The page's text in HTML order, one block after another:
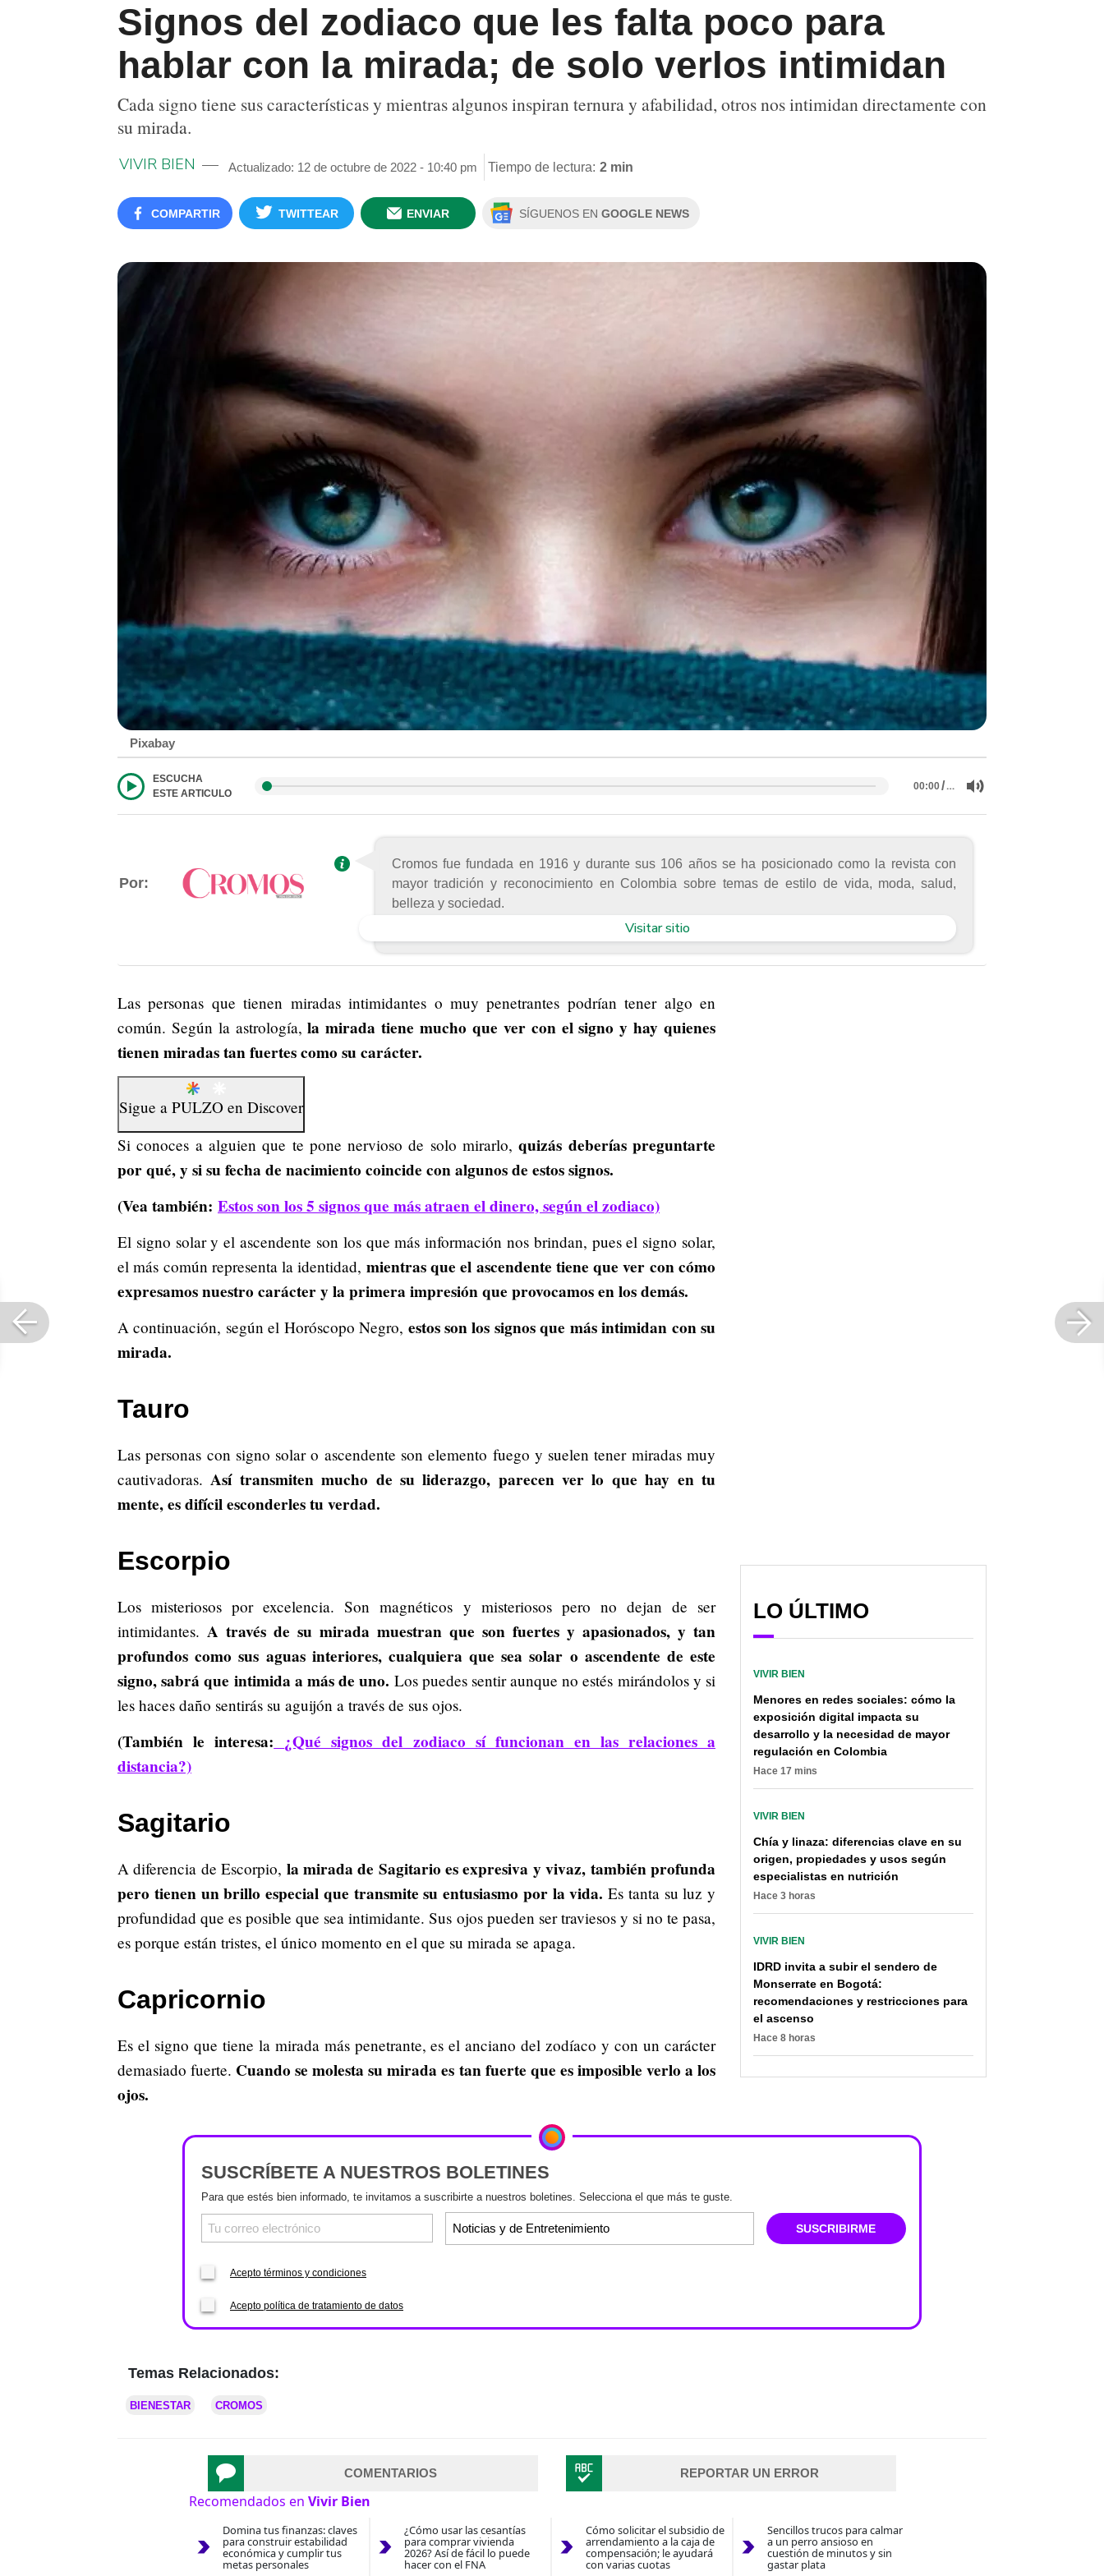
Signos del zodiaco que les falta poco para
hablar con la mirada; de solo verlos intimidan
Cada signo tiene sus características y mientras algunos inspiran ternura y afabilidad, otros nos intimidan directamente con
su mirada.
VIVIR BIEN Actualizado: 12 de octubre de 2022 - 10:40 pm Tiempo de lectura: 2 min
COMPARTIR TWITTEAR ENVIAR SÍGUENOS EN GOOGLE NEWS
Pixabay
ESCUCHA
ESTE ARTICULO
00:00/…
Por:
Cromos fue fundada en 1916 y durante sus 106 años se ha posicionado como la revista con
mayor tradición y reconocimiento en Colombia sobre temas de estilo de vida, moda, salud,
belleza y sociedad.
Visitar sitio
Las personas que tienen miradas intimidantes o muy penetrantes podrían tener algo en
común. Según la astrología,la mirada tiene mucho que ver con el signo y hay quienes
tienen miradas tan fuertes como su carácter.
Sigue a PULZO en Discover
Si conoces a alguien que te pone nervioso de solo mirarlo,quizás deberías preguntarte
por qué, y si su fecha de nacimiento coincide con algunos de estos signos.
(Vea también: Estos son los 5 signos que más atraen el dinero, según el zodiaco)
El signo solar y el ascendente son los que más información nos brindan, pues el signo solar,
el más común representa la identidad, mientras que el ascendente tiene que ver con cómo
expresamos nuestro carácter y la primera impresión que provocamos en los demás.
A continuación, según el Horóscopo Negro, estos son los signos que más intimidan con su
mirada.
Tauro
Las personas con signo solar o ascendente son elemento fuego y suelen tener miradas muy
cautivadoras.Así transmiten mucho de su liderazgo, parecen ver lo que hay en tu
mente, es difícil esconderles tu verdad.
Escorpio
Los misteriosos por excelencia. Son magnéticos y misteriosos pero no dejan de ser
intimidantes. A través de su mirada muestran que son fuertes y apasionados, y tan
profundos como sus aguas interiores, cualquiera que sea solar o ascendente de este
signo, sabrá que intimida a más de uno. Los puedes sentir aunque no estés mirándolos y si
les haces daño sentirás su aguijón a través de sus ojos.
(También le interesa: ¿Qué signos del zodiaco sí funcionan en las relaciones a
distancia?)
Sagitario
A diferencia de Escorpio, la mirada de Sagitario es expresiva y vivaz, también profunda
pero tienen un brillo especial que transmite su entusiasmo por la vida. Es tanta su luz y
profundidad que es posible que sea intimidante. Sus ojos pueden ser traviesos y si no te pasa,
es porque están tristes, el único momento en el que su mirada se apaga.
Capricornio
Es el signo que tiene la mirada más penetrante, es el anciano del zodíaco y con un carácter
demasiado fuerte. Cuando se molesta su mirada es tan fuerte que es imposible verlo a los
ojos.
LO ÚLTIMO
VIVIR BIEN
Menores en redes sociales: cómo la
exposición digital impacta su
desarrollo y la necesidad de mayor
regulación en Colombia
Hace 17 mins
VIVIR BIEN
Chía y linaza: diferencias clave en su
origen, propiedades y usos según
especialistas en nutrición
Hace 3 horas
VIVIR BIEN
IDRD invita a subir el sendero de
Monserrate en Bogotá:
recomendaciones y restricciones para
el ascenso
Hace 8 horas
SUSCRÍBETE A NUESTROS BOLETINES
Para que estés bien informado, te invitamos a suscribirte a nuestros boletines. Selecciona el que más te guste.
SUSCRIBIRME
Acepto términos y condiciones
Acepto política de tratamiento de datos
Temas Relacionados:
BIENESTAR CROMOS
COMENTARIOS REPORTAR UN ERROR
Recomendados en Vivir Bien
Domina tus finanzas: claves
para construir estabilidad
económica y cumplir tus
metas personales
¿Cómo usar las cesantías
para comprar vivienda
2026? Así de fácil lo puede
hacer con el FNA
Cómo solicitar el subsidio de
arrendamiento a la caja de
compensación; le ayudará
con varias cuotas
Sencillos trucos para calmar
a un perro ansioso en
cuestión de minutos y sin
gastar plata